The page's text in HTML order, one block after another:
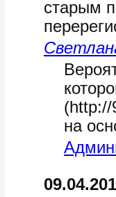
старым
(http://
на